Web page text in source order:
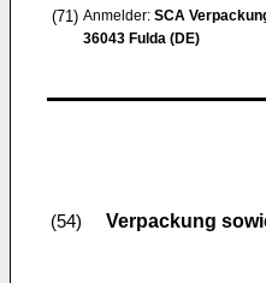
(71) Anmelder: SCA
36043 Fulda (DE)
(54) Verpackung